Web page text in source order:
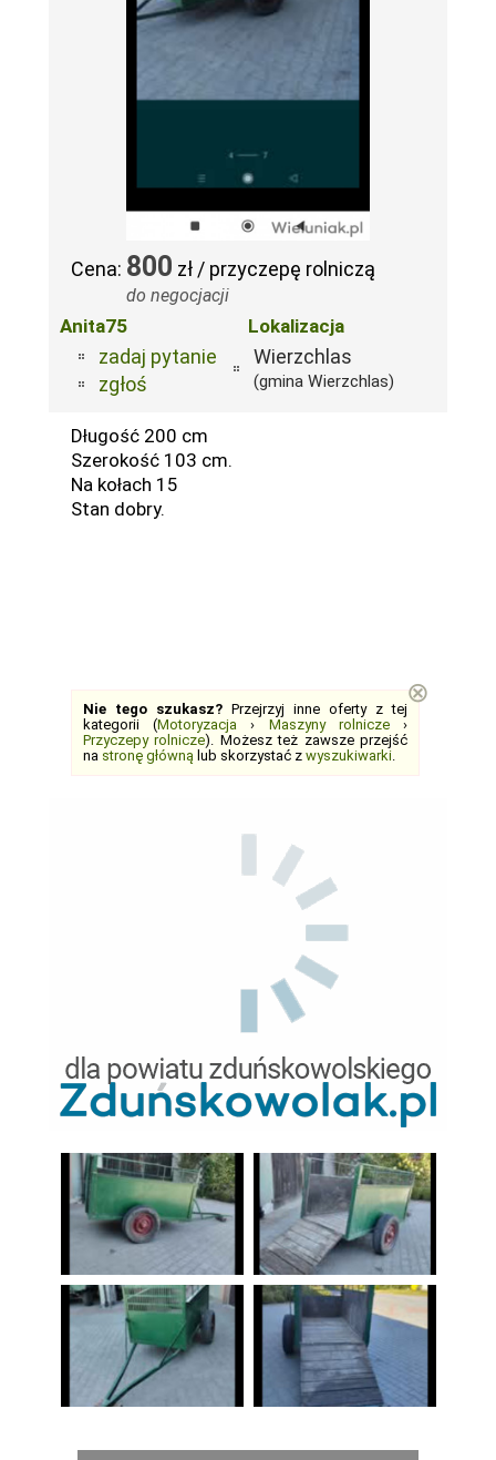
Cena: 800 zł / przyczepę rolniczą
do negocjacji
Anita75
zadaj pytanie
zgłoś
Lokalizacja
Wierzchlas
(gmina Wierzchlas)
Długość 200 cm
Szerokość 103 cm.
Na kołach 15
Stan dobry.
Nie tego szukasz? Przejrzyj inne oferty z tej
kategorii (Motoryzacja › Maszyny rolnicze›
Przyczepy rolnicze). Możesz też zawsze przejść
na stronę główną lub skorzystać z wyszukiwarki.
⊗